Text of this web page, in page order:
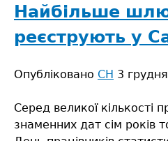
становище
району
за
рік
Найбільше
реєструють у
Опубліковано СН 3
Серед великої кількості
знаменних дат сім років